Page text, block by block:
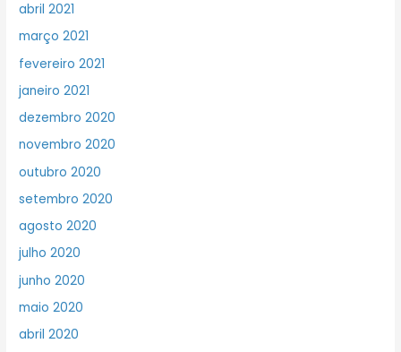
abril 2021
março 2021
fevereiro 2021
janeiro 2021
dezembro 2020
novembro 2020
outubro 2020
setembro 2020
agosto 2020
julho 2020
junho 2020
maio 2020
abril 2020